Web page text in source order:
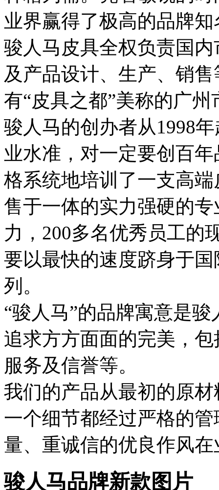
业界赢得了极高的品牌知
骏人马皮具全权负责国
及产品设计、生产、销
有“皮具之都”美称的广
骏人马的创办者从1998
业水准，对一定要创百
格系统地培训了一支高
售于一体的实力强硬的
力，200多名优秀员工的
要以最快的速度跻身于
列。
“骏人马”的品牌寓意是
追求方方面面的完美，
服务及信誉等。
我们的产品从最初的原
一个细节都经过严格的
量、重诚信的优良作风
骏人马品牌新款图片